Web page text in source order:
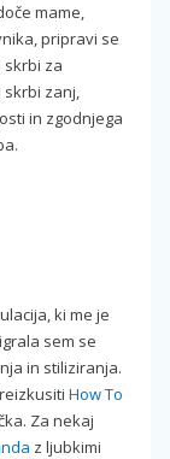
mame,
pripravi se
za
skrbi zanj,
in zgodnjega
ki me je
sem se
in stiliziranja.
How To
Za nekaj
z ljubkimi